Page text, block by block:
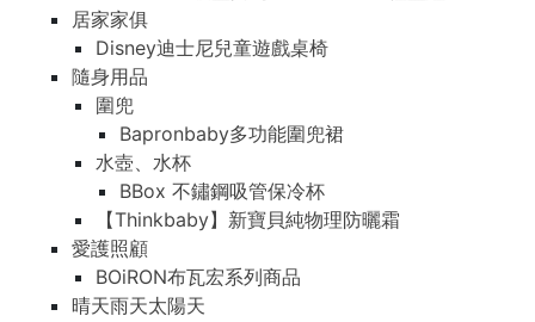
居家家俱
Disney迪士尼兒童遊戲桌椅
隨身用品
圍兜
Bapronbaby多功能圍兜裙
水壺、水杯
BBox 不鏽鋼吸管保冷杯
【Thinkbaby】新寶貝純物理防曬霜
愛護照顧
BOiRON布瓦宏系列商品
晴天雨天太陽天